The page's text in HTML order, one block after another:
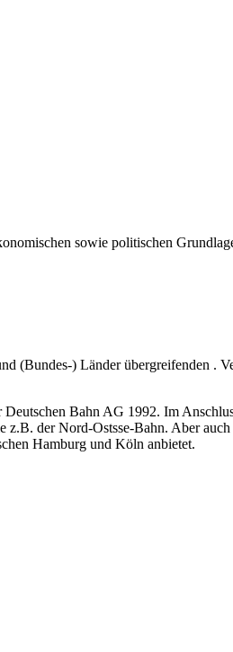
sowie politischen
(Bundes-) Länder übergreifenden .
Bahn AG 1992. Im
der Nord-Ostsse-Bahn. Aber
Hamburg und Köln anbietet.